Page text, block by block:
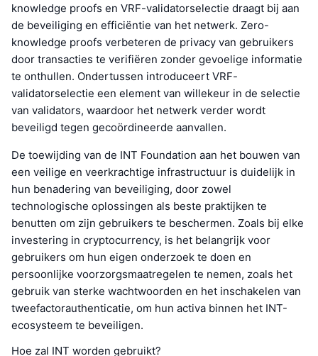
knowledge proofs en VRF-validatorselectie draagt bij aan
de beveiliging en efficiëntie van het netwerk. Zero-
knowledge proofs verbeteren de privacy van gebruikers
door transacties te verifiëren zonder gevoelige informatie
te onthullen. Ondertussen introduceert VRF-
validatorselectie een element van willekeur in de selectie
van validators, waardoor het netwerk verder wordt
beveiligd tegen gecoördineerde aanvallen.
De toewijding van de INT Foundation aan het bouwen van
een veilige en veerkrachtige infrastructuur is duidelijk in
hun benadering van beveiliging, door zowel
technologische oplossingen als beste praktijken te
benutten om zijn gebruikers te beschermen. Zoals bij elke
investering in cryptocurrency, is het belangrijk voor
gebruikers om hun eigen onderzoek te doen en
persoonlijke voorzorgsmaatregelen te nemen, zoals het
gebruik van sterke wachtwoorden en het inschakelen van
tweefactorauthenticatie, om hun activa binnen het INT-
ecosysteem te beveiligen.
Hoe zal INT worden gebruikt?